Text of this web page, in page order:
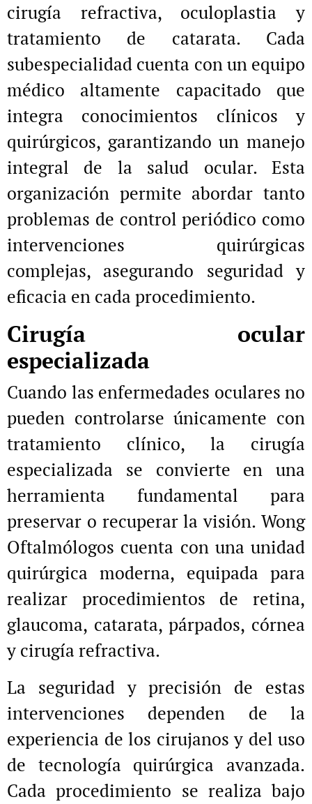
cirugía refractiva, oculoplastia y
tratamiento de catarata. Cada
subespecialidad cuenta con un equipo
médico altamente capacitado que
integra conocimientos clínicos y
quirúrgicos, garantizando un manejo
integral de la salud ocular. Esta
organización permite abordar tanto
problemas de control periódico como
intervenciones quirúrgicas
complejas, asegurando seguridad y
eficacia en cada procedimiento.
Cirugía ocular
especializada
Cuando las enfermedades oculares no
pueden controlarse únicamente con
tratamiento clínico, la cirugía
especializada se convierte en una
herramienta fundamental para
preservar o recuperar la visión. Wong
Oftalmólogos cuenta con una unidad
quirúrgica moderna, equipada para
realizar procedimientos de retina,
glaucoma, catarata, párpados, córnea
y cirugía refractiva.
La seguridad y precisión de estas
intervenciones dependen de la
experiencia de los cirujanos y del uso
de tecnología quirúrgica avanzada.
Cada procedimiento se realiza bajo